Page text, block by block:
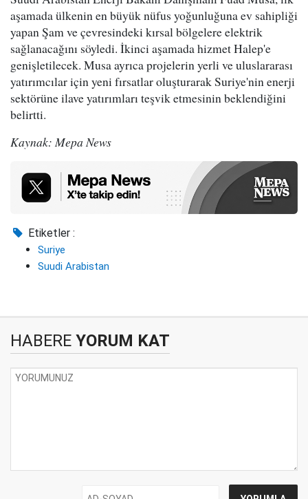
aşamada ülkenin en büyük nüfus yoğunluğuna ev sahipliği
yapan Şam ve çevresindeki kırsal bölgelere elektrik
sağlanacağını söyledi. İkinci aşamada hizmet Halep'e
genişletilecek. Musa ayrıca projelerin yerli ve uluslararası
yatırımcılar için yeni fırsatlar oluşturarak Suriye'nin enerji
sektörüne ilave yatırımları teşvik etmesinin beklendiğini
belirtti.
Kaynak: Mepa News
Etiketler :
Suriye
Suudi Arabistan
HABERE YORUM KAT